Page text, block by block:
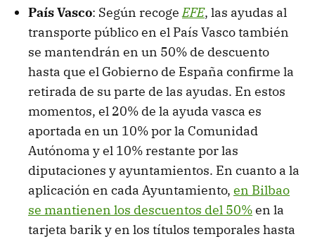
País Vasco: Según recogeEFE, las ayudas al
transporte público en el País Vasco también
se mantendrán en un 50% de descuento
hasta que el Gobierno de España confirme la
retirada de su parte de las ayudas. En estos
momentos, el 20% de la ayuda vasca es
aportada en un 10% por la Comunidad
Autónoma y el 10% restante por las
diputaciones y ayuntamientos. En cuanto a la
aplicación en cada Ayuntamiento, en Bilbao
se mantienen los descuentos del 50%en la
tarjeta barik y en los títulos temporales hasta